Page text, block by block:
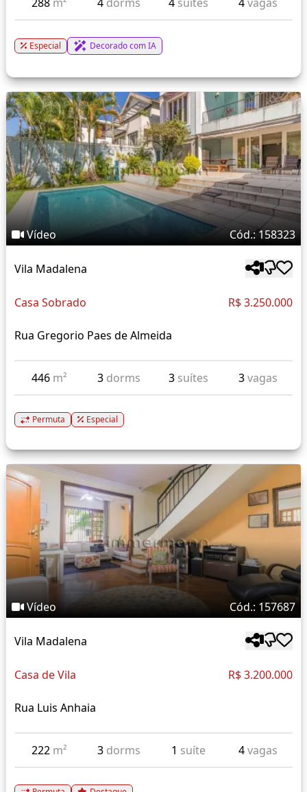
Especial Decorado com IA
Vídeo Cód.: 158323
Vila Madalena
Casa Sobrado R$ 3.250.000
Rua Gregorio Paes de Almeida
446 m² 3 dorms 3 suítes 3vagas
Permuta Especial
Vídeo Cód.: 157687
Vila Madalena
Casa de Vila R$ 3.200.000
Rua Luis Anhaia
222 m² 3 dorms 1 suíte 4vagas